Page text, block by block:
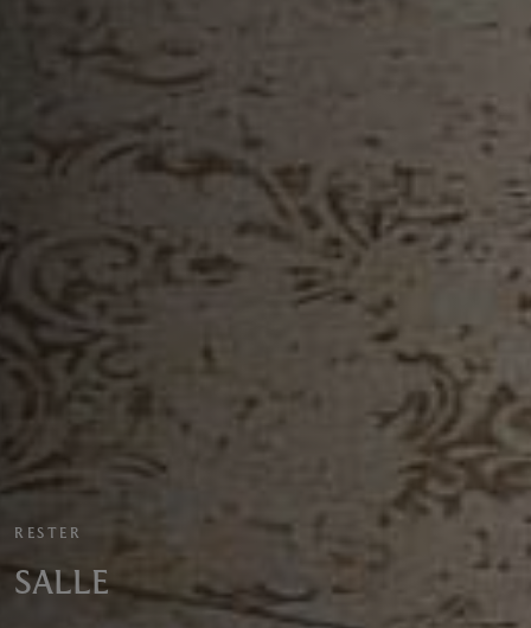
RESTER
SALLE